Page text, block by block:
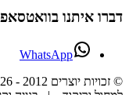
דברו איתנו בוואטסאפ
WhatsApp
© זכויות יוצרים 2012 -